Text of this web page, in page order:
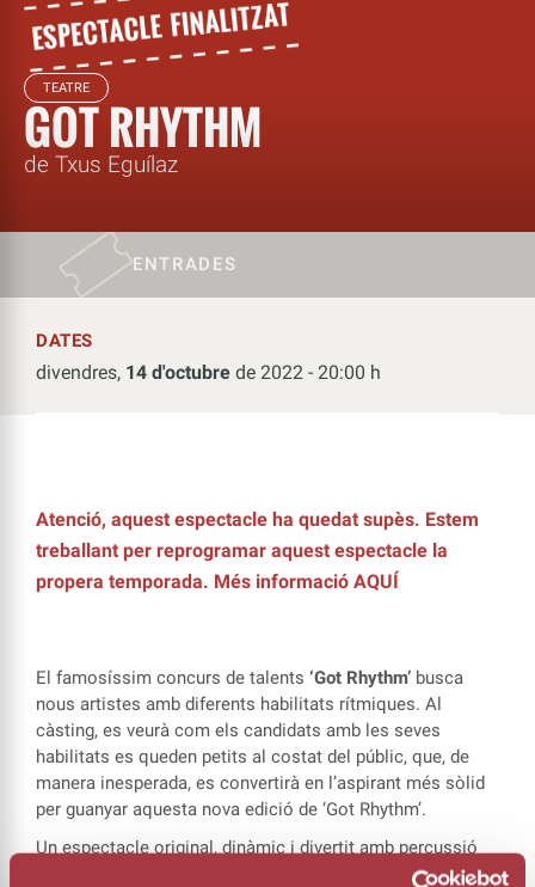
TEATRE
GOT RHYTHM
de Txus Eguílaz
ENTRADES
DATES
divendres, 14 d'octubre de 2022 - 20:00 h
Atenció, aquest espectacle ha quedat supès. Estem
treballant per reprogramar aquest espectacle la
propera temporada. Més informació AQUÍ
El famosíssim concurs de talents ‘Got Rhythm’ busca
nous artistes amb diferents habilitats rítmiques. Al
càsting, es veurà com els candidats amb les seves
habilitats es queden petits al costat del públic, que, de
manera inesperada, es convertirà en l’aspirant més sòlid
per guanyar aquesta nova edició de ‘Got Rhythm’.
Un espectacle original, dinàmic i divertit amb percussió
corporal, claqué, beatbox, percussió acústica, electrònica